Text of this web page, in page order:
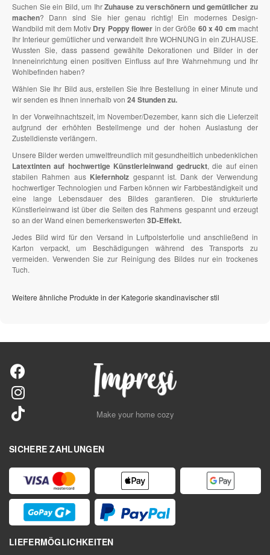
Suchen Sie ein Bild, um IhrZuhause zu verschönern und gemütlicher zu
machen? Dann sind Sie hier genau richtig! Ein modernes Design-
Wandbild mit dem Motiv Dry Poppy flower in der Größe 60 x 40 cm macht
Ihr Interieur gemütlicher und verwandelt Ihre WOHNUNG in ein ZUHAUSE.
Wussten Sie, dass passend gewählte Dekorationen und Bilder in der
Inneneinrichtung einen positiven Einfluss auf Ihre Wahrnehmung und Ihr
Wohlbefinden haben?
Wählen Sie Ihr Bild aus, erstellen Sie Ihre Bestellung in einer Minute und
wir senden es Ihnen innerhalb von 24 Stunden zu.
In der Vorweihnachtszeit, im November/Dezember, kann sich die Lieferzeit
aufgrund der erhöhten Bestellmenge und der hohen Auslastung der
Zustelldienste verlängern.
Unsere Bilder werden umweltfreundlich mit gesundheitlich unbedenklichen
Latextinten auf hochwertige Künstlerleinwand gedruckt, die auf einen
stabilen Rahmen aus Kiefernholz gespannt ist. Dank der Verwendung
hochwertiger Technologien und Farben können wir Farbbeständigkeit und
eine lange Lebensdauer des Bildes garantieren. Die strukturierte
Künstlerleinwand ist über die Seiten des Rahmens gespannt und erzeugt
so an der Wand einen bemerkenswerten 3D-Effekt.
Jedes Bild wird für den Versand in Luftpolsterfolie und anschließend in
Karton verpackt, um Beschädigungen während des Transports zu
vermeiden. Verwenden Sie zur Reinigung des Bildes nur ein trockenes
Tuch.
Weitere ähnliche Produkte in der Kategorie skandinavischer stil
Make your home cozy
SICHERE ZAHLUNGEN
LIEFERMÖGLICHKEITEN